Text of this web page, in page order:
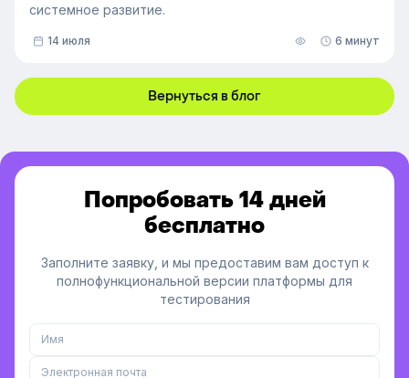
системное развитие.
14 июля 6 минут
Вернуться в блог
Попробовать 14 дней
бесплатно
Заполните заявку, и мы предоставим вам доступ к
полнофункциональной версии платформы для
тестирования